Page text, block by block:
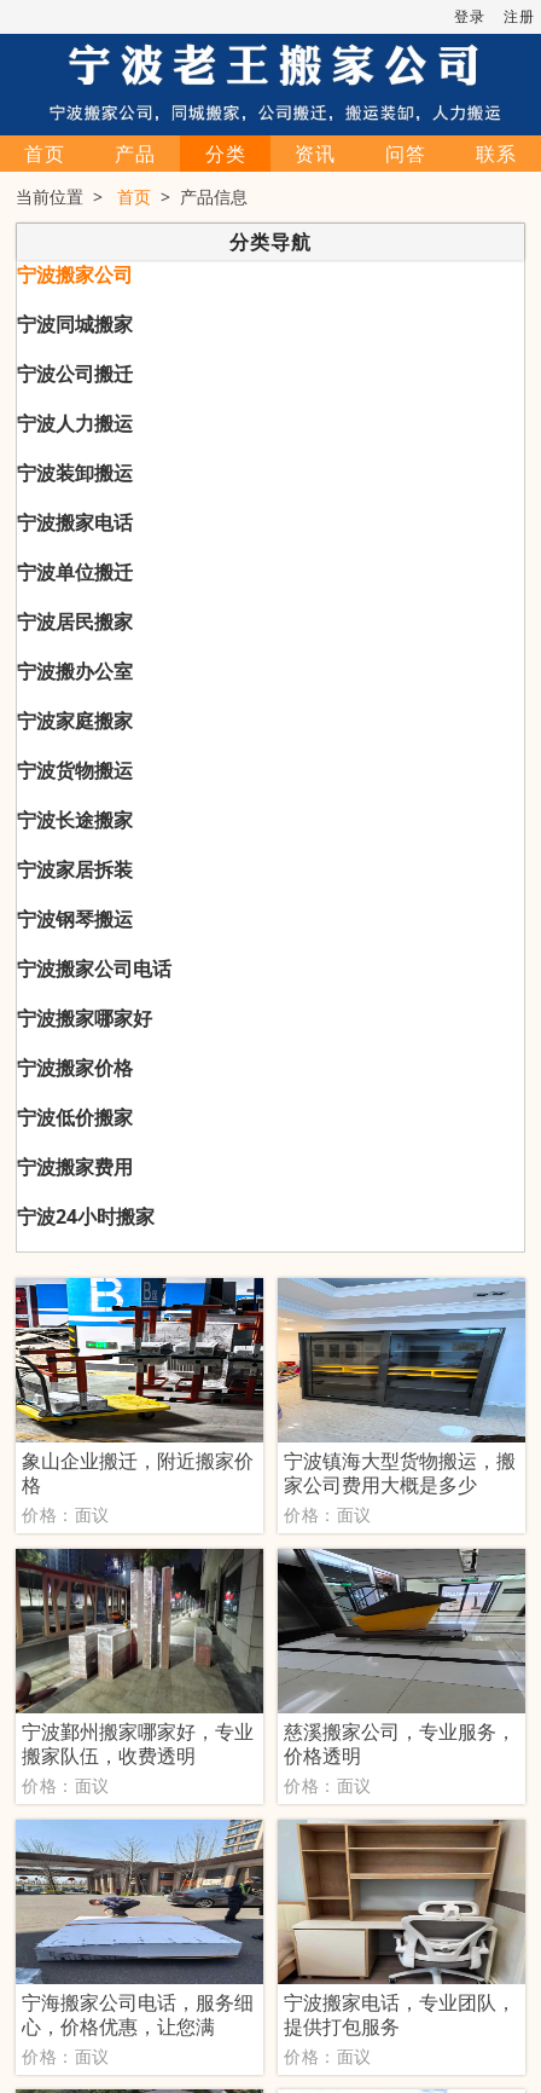
登录 注册
首页 产品 分类 资讯 问答 联系
当前位置 >首页 > 产品信息
分类导航
宁波搬家公司
宁波同城搬家
宁波公司搬迁
宁波人力搬运
宁波装卸搬运
宁波搬家电话
宁波单位搬迁
宁波居民搬家
宁波搬办公室
宁波家庭搬家
宁波货物搬运
宁波长途搬家
宁波家居拆装
宁波钢琴搬运
宁波搬家公司电话
宁波搬家哪家好
宁波搬家价格
宁波低价搬家
宁波搬家费用
宁波24小时搬家
象山企业搬迁，附近搬家价
格
价格：面议
宁波镇海大型货物搬运，搬
家公司费用大概是多少
价格：面议
宁波鄞州搬家哪家好，专业
搬家队伍，收费透明
价格：面议
慈溪搬家公司，专业服务，
价格透明
价格：面议
宁海搬家公司电话，服务细
心，价格优惠，让您满
价格：面议
宁波搬家电话，专业团队，
提供打包服务
价格：面议